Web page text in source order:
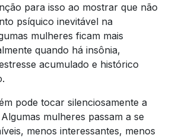
para isso ao mostrar que não
psíquico inevitável na
mulheres ficam mais
quando há insônia,
acumulado e histórico
pode tocar silenciosamente a
mulheres passam a se
menos interessantes, menos